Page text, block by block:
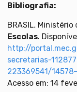
Bibliografia:
BRASIL. Ministério
Escolas.
http://
secretarias-
223369541/
Acesso em: 14